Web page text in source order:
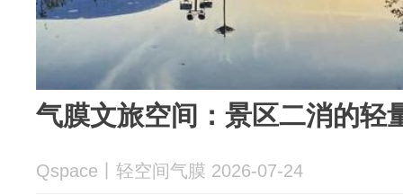
气膜文旅空间：景区二消的轻
Qspace丨轻空间气膜 2026-07-24